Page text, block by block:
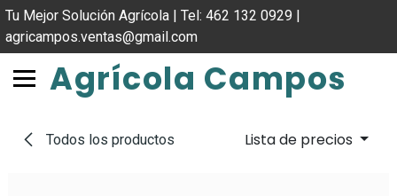
Tu Mejor Solución Agrícola | Tel: 462 132 0929 |
agricampos.ventas@gmail.com
Agrícola Campos
Todos los productos Lista de precios